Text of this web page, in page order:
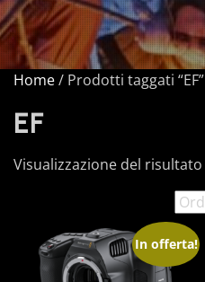
Home/ Prodotti taggati “EF”
EF
Visualizzazione del risultato
In offerta!